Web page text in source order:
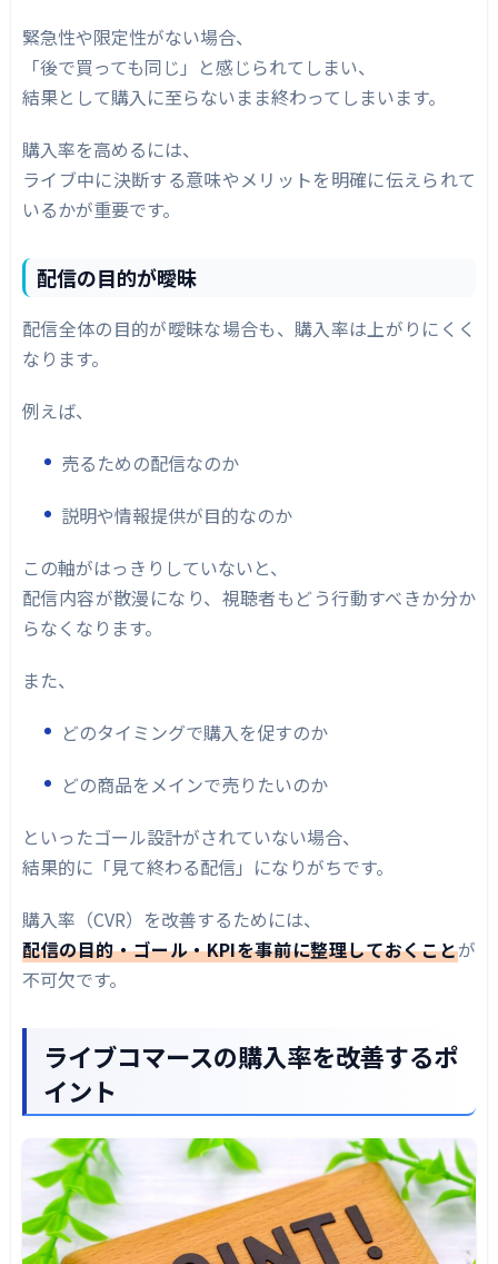
緊急性や限定性がない場合、
「後で買っても同じ」と感じられてしまい、
結果として購入に至らないまま終わってしまいます。
購入率を高めるには、
ライブ中に決断する意味やメリットを明確に伝えられて
いるかが重要です。
配信の目的が曖昧
配信全体の目的が曖昧な場合も、購入率は上がりにくく
なります。
例えば、
売るための配信なのか
説明や情報提供が目的なのか
この軸がはっきりしていないと、
配信内容が散漫になり、視聴者もどう行動すべきか分か
らなくなります。
また、
どのタイミングで購入を促すのか
どの商品をメインで売りたいのか
といったゴール設計がされていない場合、
結果的に「見て終わる配信」になりがちです。
購入率（CVR）を改善するためには、
配信の目的・ゴール・KPIを事前に整理しておくことが
不可欠です。
ライブコマースの購入率を改善するポ
イント